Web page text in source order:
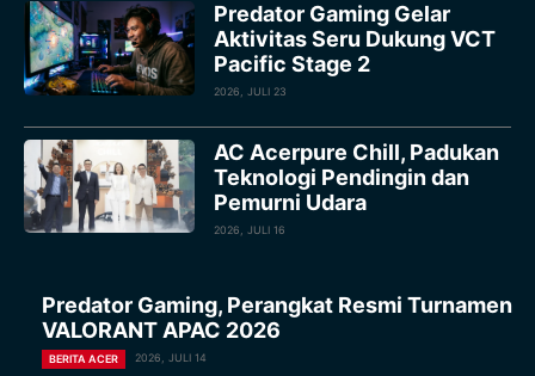
Predator Gaming Gelar
Aktivitas Seru Dukung VCT
Pacific Stage 2
2026, JULI 23
AC Acerpure Chill, Padukan
Teknologi Pendingin dan
Pemurni Udara
2026, JULI 16
Predator Gaming, Perangkat Resmi Turnamen
VALORANT APAC 2026
BERITA ACER 2026, JULI 14